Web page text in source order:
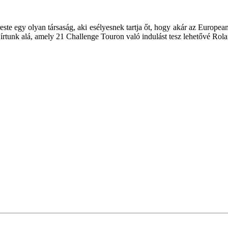
egy olyan társaság, aki esélyesnek tartja őt, hogy akár az
alá, amely 21 Challenge Touron való indulást tesz lehetővé